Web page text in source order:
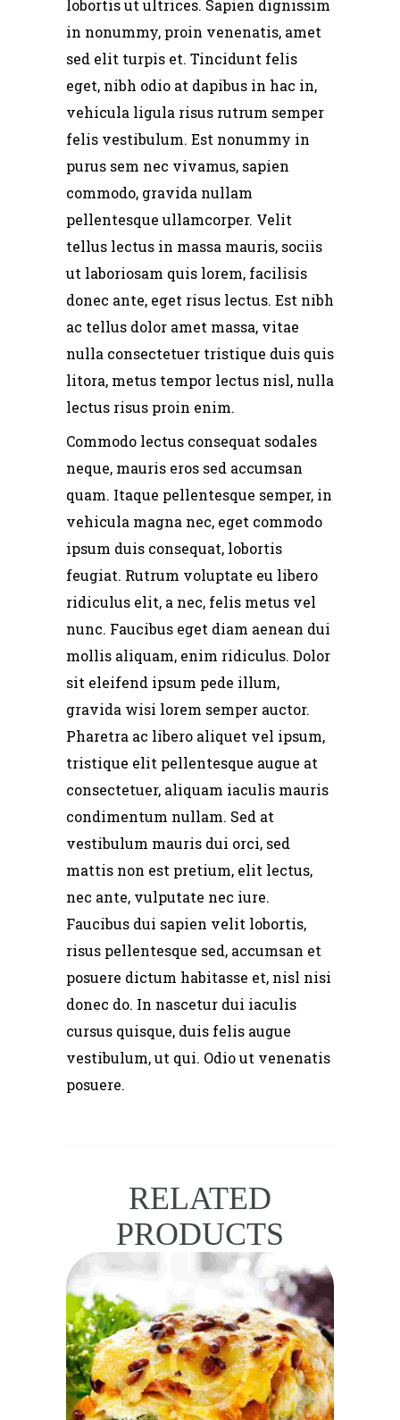
lobortis ut ultrices. Sapien dignissim
in nonummy, proin venenatis, amet
sed elit turpis et. Tincidunt felis
eget, nibh odio at dapibus in hac in,
vehicula ligula risus rutrum semper
felis vestibulum. Est nonummy in
purus sem nec vivamus, sapien
commodo, gravida nullam
pellentesque ullamcorper. Velit
tellus lectus in massa mauris, sociis
ut laboriosam quis lorem, facilisis
donec ante, eget risus lectus. Est nibh
ac tellus dolor amet massa, vitae
nulla consectetuer tristique duis quis
litora, metus tempor lectus nisl, nulla
lectus risus proin enim.
Commodo lectus consequat sodales
neque, mauris eros sed accumsan
quam. Itaque pellentesque semper, in
vehicula magna nec, eget commodo
ipsum duis consequat, lobortis
feugiat. Rutrum voluptate eu libero
ridiculus elit, a nec, felis metus vel
nunc. Faucibus eget diam aenean dui
mollis aliquam, enim ridiculus. Dolor
sit eleifend ipsum pede illum,
gravida wisi lorem semper auctor.
Pharetra ac libero aliquet vel ipsum,
tristique elit pellentesque augue at
consectetuer, aliquam iaculis mauris
condimentum nullam. Sed at
vestibulum mauris dui orci, sed
mattis non est pretium, elit lectus,
nec ante, vulputate nec iure.
Faucibus dui sapien velit lobortis,
risus pellentesque sed, accumsan et
posuere dictum habitasse et, nisl nisi
donec do. In nascetur dui iaculis
cursus quisque, duis felis augue
vestibulum, ut qui. Odio ut venenatis
posuere.
RELATED
PRODUCTS